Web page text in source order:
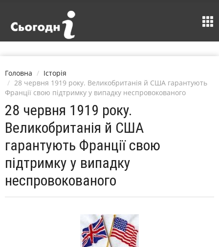
Головна
Історія
28 червня 1919 року. Великобританія й США гарантують
Франції свою підтримку у випадку неспровокованого
28 червня 1919 року.
Великобританія й США
гарантують Франції свою
підтримку у випадку
неспровокованого